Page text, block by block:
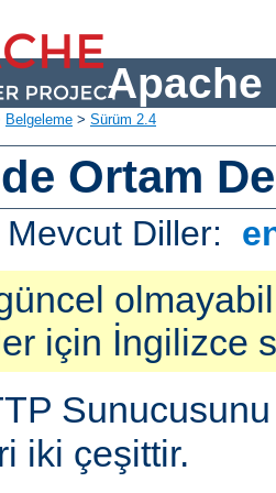
Apache
Belgeleme > Sürüm 2.4
Ortam
Mevcut Diller:
için İngilizce
iki çeşittir.